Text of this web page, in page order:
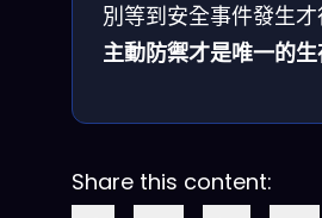
別等到安全事件發生
主動防禦才是唯一的
Share this content: